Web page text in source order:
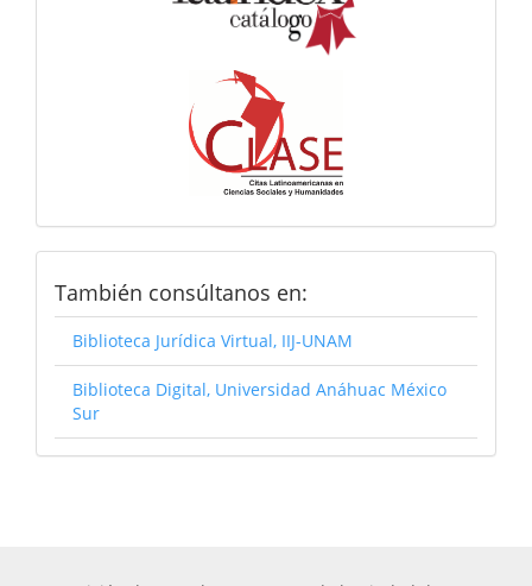
Consultanos
También consúltanos en:
Biblioteca Jurídica Virtual, IIJ-UNAM
Biblioteca Digital, Universidad Anáhuac México
Sur